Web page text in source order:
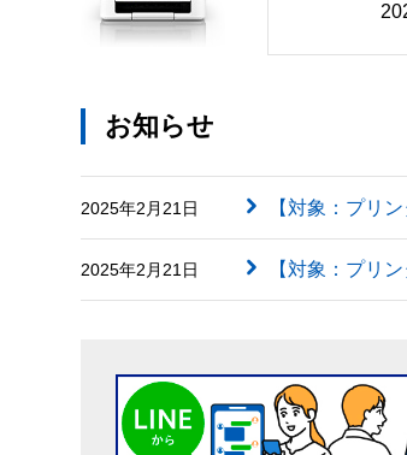
お知らせ
2025年2月21日 【対象：プリ
2025年2月21日 【対象：プリ